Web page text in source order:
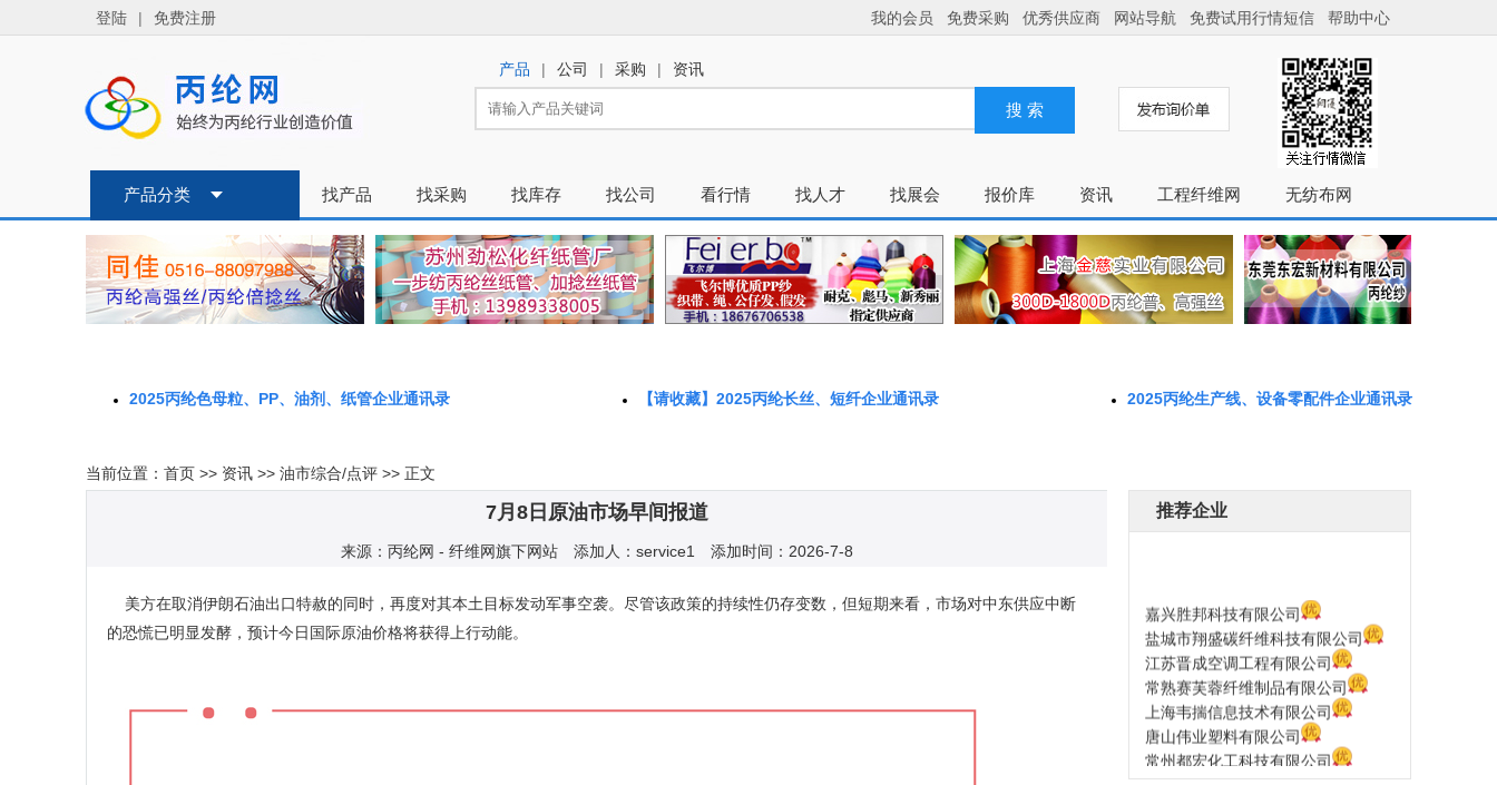
2025丙纶色母粒、PP、油剂、纸管企业通讯录 【请收藏】2025丙纶长丝、短纤企业通讯录 2025丙纶生产线、设备零配件企业通讯录
当前位置： 首页 >> 资讯 >> 油市综合/点评 >> 正文
7月8日原油市场早间报道
来源：丙纶网 - 纤维网旗下网站 添加人：service1 添加时间：2026-7-8
美方在取消伊朗石油出口特赦的同时，再度对其本土目标发动军事空袭。尽管该政策的持续性仍存变数，但短期来看，市场对中东供应中断
的恐慌已明显发酵，预计今日国际原油价格将获得上行动能。